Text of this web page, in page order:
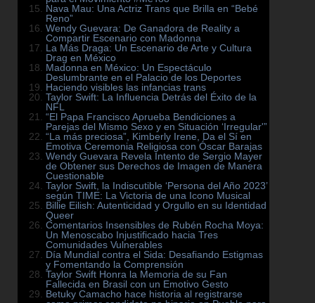
Nava Mau: Una Actriz Trans que Brilla en “Bebé
Reno”
Wendy Guevara: De Ganadora de Reality a
Compartir Escenario con Madonna
La Más Draga: Un Escenario de Arte y Cultura
Drag en México
Madonna en México: Un Espectáculo
Deslumbrante en el Palacio de los Deportes
Haciendo visibles las infancias trans
Taylor Swift: La Influencia Detrás del Éxito de la
NFL
“El Papa Francisco Aprueba Bendiciones a
Parejas del Mismo Sexo y en Situación ‘Irregular'”
“La más preciosa”, Kimberly Irene, Da el Sí en
Emotiva Ceremonia Religiosa con Óscar Barajas
Wendy Guevara Revela Intento de Sergio Mayer
de Obtener sus Derechos de Imagen de Manera
Cuestionable
Taylor Swift, la Indiscutible ‘Persona del Año 2023’
según TIME: La Victoria de una Icono Musical
Billie Eilish: Autenticidad y Orgullo en su Identidad
Queer
Comentarios Insensibles de Rubén Rocha Moya:
Un Menoscabo Injustificado hacia Tres
Comunidades Vulnerables
Día Mundial contra el Sida: Desafiando Estigmas
y Fomentando la Comprensión
Taylor Swift Honra la Memoria de su Fan
Fallecida en Brasil con un Emotivo Gesto
Betuky Camacho hace historia al registrarse